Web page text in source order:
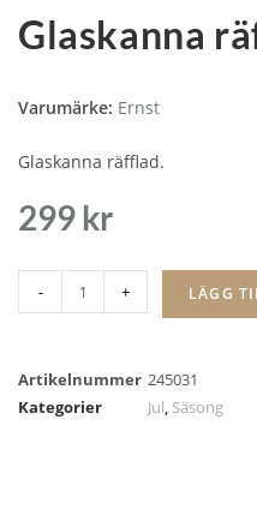
Glaskanna
Varumärke: Ernst
Glaskanna räfflad.
299 kr
- + LÄGG
Artikelnummer 245031
Kategorier
Jul, Säsong